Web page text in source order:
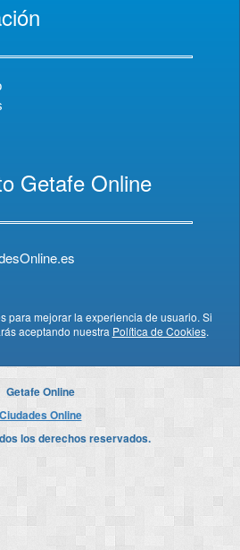
Getafe Online
para mejorar la experiencia de usuario. Si
aceptando nuestra Política de Cookies.
Getafe Online
Ciudades Online
los derechos reservados.